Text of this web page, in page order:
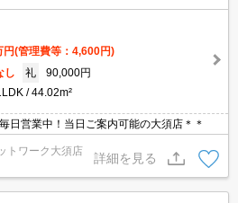
円(管理費等：4,600円)
し 礼
90,000円
44.02m²
日営業中！当日ご案内可能の大須店＊＊
トワーク大須店
詳細を見る